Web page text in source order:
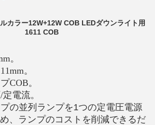
カラー12W+12W COB LEDダウンライト用
1611 COB
。
。
COB。
電流。
の並列ランプを1つの定電圧電源
、ランプのコストを削減できるだ